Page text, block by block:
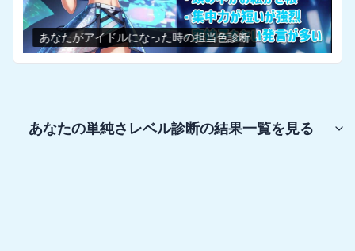
あなたがアイドルになった時の担当色診断
あなたの単純さレベル診断の結果一覧を見る